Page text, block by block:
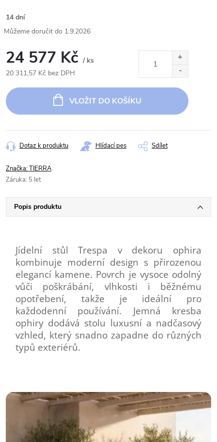
14 dní
1.9.2026
24 577 Kč / ks
20 311,57 Kč bez DPH
cena:
VLOŽIT DO KOŠÍKU
Dotaz k produktu Hlídací pes Sdílet
Značka:TIERRA
Záruka: 5 let
Popis produktu
Jídelní stůl Trespa v dekoru ophira
kombinuje moderní design s přirozenou
elegancí kamene. Povrch je vysoce odolný
vůči poškrábání, vlhkosti i běžnému
opotřebení, takže je ideální pro
každodenní používání. Jemná kresba
ophiry dodává stolu luxusní a nadčasový
vzhled, který snadno zapadne do různých
typů exteriérů.